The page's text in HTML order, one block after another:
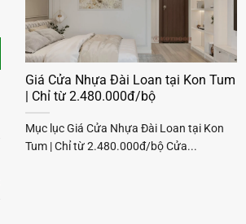
Giá Cửa Nhựa Đài Loan tại Kon Tum
| Chỉ từ 2.480.000đ/bộ
Mục lục Giá Cửa Nhựa Đài Loan tại Kon
Tum | Chỉ từ 2.480.000đ/bộ Cửa...